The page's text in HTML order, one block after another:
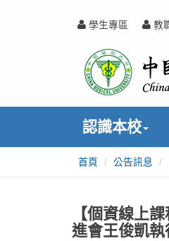
學生專區 教
中
國
醫
藥
大
學
認識本校
首頁 公告訊息
【個資線上
進會王俊凱